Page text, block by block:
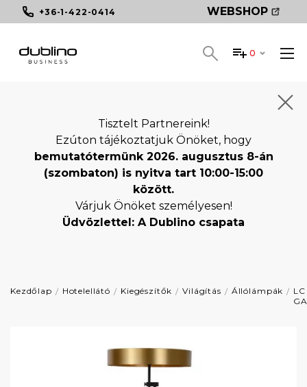
+36-1-422-0414 WEBSHOP
0
Tisztelt Partnereink!
Ezúton tájékoztatjuk Önöket, hogy
bemutatótermünk 2026. augusztus 8-án
(szombaton) is nyitva tart 10:00-15:00
között.
Várjuk Önöket személyesen!
Üdvözlettel: A Dublino csapata
Kezdőlap Hotelellátó Kiegészítők Világítás Állólámpák
LC